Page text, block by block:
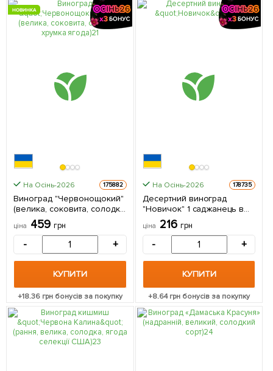
НОВИНКА
На Осінь-2026 175882
Виноград "Червонощокий"
(велика, соковита, солодка,
хрумка ягода) 1 саджанець
в упаковці
ціна 459 грн
- +
КУПИТИ
+18.36грн бонусів за покупку
На Осінь-2026 178735
Десертний виноград
"Новичок" 1 саджанець в
упаковці
ціна 216 грн
- +
КУПИТИ
+8.64грн бонусів за покупку